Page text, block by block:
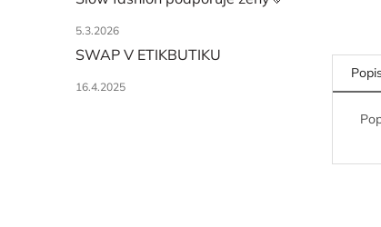
5.3.2026
SWAP V ETIKBUTIKU
16.4.2025